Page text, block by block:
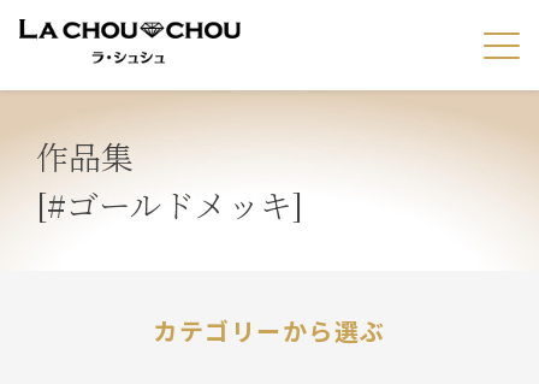
作品集
[#ゴールドメッキ]
カテゴリーから選ぶ